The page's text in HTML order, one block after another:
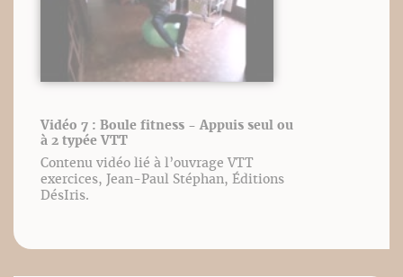
Vidéo 7 : Boule fitness - Appuis seul ou
à 2 typée VTT
Contenu vidéo lié à l’ouvrage VTT
exercices, Jean-Paul Stéphan, Éditions
DésIris.